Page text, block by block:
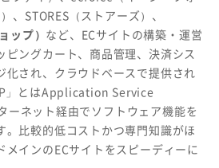
、STORES（ストアーズ）、
ップ） など、ECサイトの構築・運営
ピングカート、商品管理、決済シス
化され、クラウドベースで提供され
」とはApplication Service
ネット経由でソフトウェア機能を
。比較的低コストかつ専門知識がほ
メインのECサイトをスピーディーに